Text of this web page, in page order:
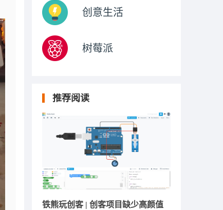
创意生活
树莓派
推荐阅读
铁熊玩创客 | 创客项目缺少高颜值